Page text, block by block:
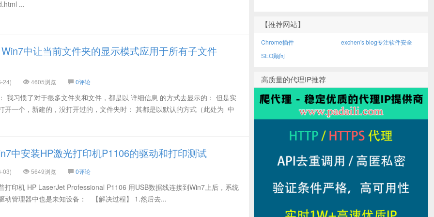
...
中让当前文件夹的显示模式应用于所有子文件
24) 4605浏览 0评论
我习惯了对于很多文件夹和文件，都是以 详细信息 的方式去显示的： 但是实
开一个，新建的，没打开过的，文件夹时： 其都是以默认的方式（此处为 中
中安装HP激光打印机P1106的驱动和打印测试
03) 5649浏览 0评论
打印机 HP LaserJet Professional P1106 用USB数据线连接到Win7上后，系统
动管理器中也是未知设备： 【解决过程】 1.然后去...
【推荐网站】
Chrome插件
exchen's blog专注软件安全
SEO顾问
高质量的代理IP推荐